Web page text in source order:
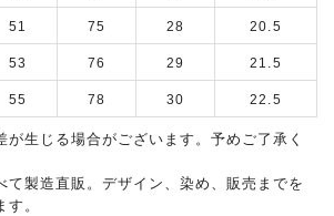
51 75 28 20.5
53 76 29 21.5
55 78 30 22.5
生じる場合がございます。予めご了承く
製造直販。デザイン、染め、販売までを
。